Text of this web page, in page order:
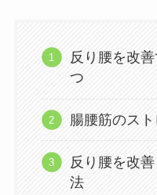
反り腰を改
つ
腸腰筋のス
反り腰を改
法